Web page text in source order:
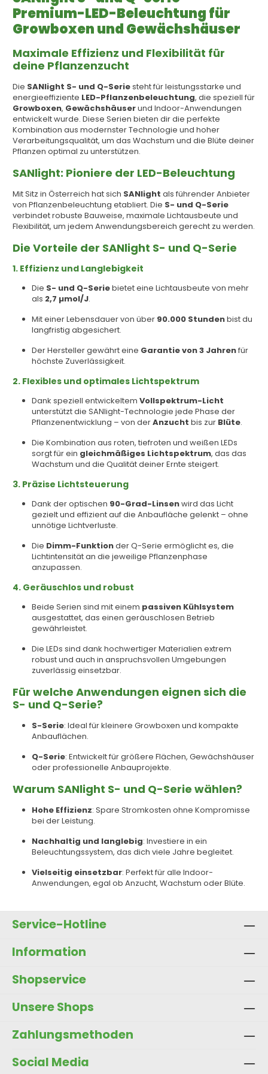
Premium-LED-Beleuchtung für
Growboxen und Gewächshäuser
Maximale Effizienz und Flexibilität für
deine Pflanzenzucht
Die SANlight S- und Q-Seriesteht für leistungsstarke und
energieeffiziente LED-Pflanzenbeleuchtung, die speziell für
Growboxen, Gewächshäuserund Indoor-Anwendungen
entwickelt wurde. Diese Serien bieten dir die perfekte
Kombination aus modernster Technologie und hoher
Verarbeitungsqualität, um das Wachstum und die Blüte deiner
Pflanzen optimal zu unterstützen.
SANlight: Pioniere der LED-Beleuchtung
Mit Sitz in Österreich hat sich SANlight als führender Anbieter
von Pflanzenbeleuchtung etabliert. Die S- und Q-Serie
verbindet robuste Bauweise, maximale Lichtausbeute und
Flexibilität, um jedem Anwendungsbereich gerecht zu werden.
Die Vorteile der SANlight S- und Q-Serie
1. Effizienz und Langlebigkeit
Die S- und Q-Seriebietet eine Lichtausbeute von mehr
als 2,7 µmol/J.
Mit einer Lebensdauer von über 90.000 Stundenbist du
langfristig abgesichert.
Der Hersteller gewährt eine Garantie von 3 Jahrenfür
höchste Zuverlässigkeit.
2. Flexibles und optimales Lichtspektrum
Dank speziell entwickeltem Vollspektrum-Licht
unterstützt die SANlight-Technologie jede Phase der
Pflanzenentwicklung – von derAnzucht bis zur Blüte.
Die Kombination aus roten, tiefroten und weißen LEDs
sorgt für ein gleichmäßiges Lichtspektrum, das das
Wachstum und die Qualität deiner Ernte steigert.
3. Präzise Lichtsteuerung
Dank der optischen 90-Grad-Linsenwird das Licht
gezielt und effizient auf die Anbaufläche gelenkt – ohne
unnötige Lichtverluste.
Die Dimm-Funktionder Q-Serie ermöglicht es, die
Lichtintensität an die jeweilige Pflanzenphase
anzupassen.
4. Geräuschlos und robust
Beide Serien sind mit einem passiven Kühlsystem
ausgestattet, das einen geräuschlosen Betrieb
gewährleistet.
Die LEDs sind dank hochwertiger Materialien extrem
robust und auch in anspruchsvollen Umgebungen
zuverlässig einsetzbar.
Für welche Anwendungen eignen sich die
S- und Q-Serie?
S-Serie: Ideal für kleinere Growboxen und kompakte
Anbauflächen.
Q-Serie: Entwickelt für größere Flächen, Gewächshäuser
oder professionelle Anbauprojekte.
Warum SANlight S- und Q-Serie wählen?
Hohe Effizienz: Spare Stromkosten ohne Kompromisse
bei der Leistung.
Nachhaltig und langlebig: Investiere in ein
Beleuchtungssystem, das dich viele Jahre begleitet.
Vielseitig einsetzbar: Perfekt für alle Indoor-
Anwendungen, egal ob Anzucht, Wachstum oder Blüte.
Service-Hotline
Information
Shopservice
Unsere Shops
Zahlungsmethoden
Social Media